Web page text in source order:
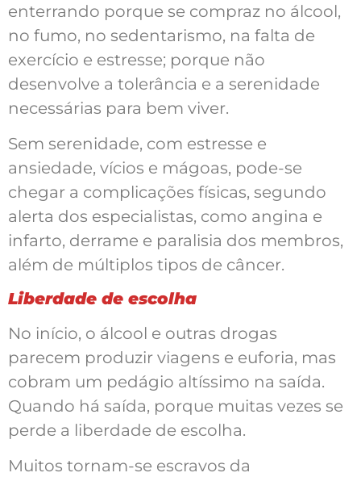
enterrando porque se compraz no álcool,
no fumo, no sedentarismo, na falta de
exercício e estresse; porque não
desenvolve a tolerância e a serenidade
necessárias para bem viver.
Sem serenidade, com estresse e
ansiedade, vícios e mágoas, pode-se
chegar a complicações físicas, segundo
alerta dos especialistas, como angina e
infarto, derrame e paralisia dos membros,
além de múltiplos tipos de câncer.
Liberdade de escolha
No início, o álcool e outras drogas
parecem produzir viagens e euforia, mas
cobram um pedágio altíssimo na saída.
Quando há saída, porque muitas vezes se
perde a liberdade de escolha.
Muitos tornam-se escravos da